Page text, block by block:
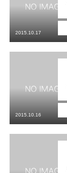
2015.10.17
2015.10.16